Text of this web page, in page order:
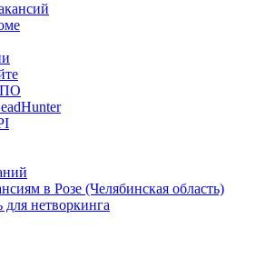
ПО
в Розе (Челябинская область)
для нетворкинга